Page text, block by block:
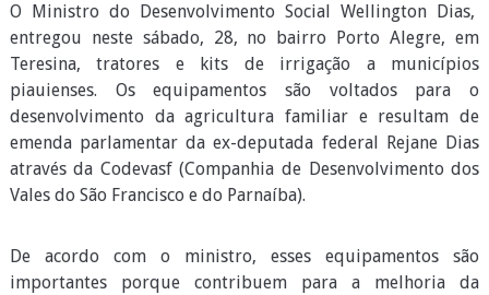
O Ministro do Desenvolvimento Social Wellington Dias,
entregou neste sábado, 28, no bairro Porto Alegre, em
Teresina, tratores e kits de irrigação a municípios
piauienses. Os equipamentos são voltados para o
desenvolvimento da agricultura familiar e resultam de
emenda parlamentar da ex-deputada federal Rejane Dias
através da Codevasf (Companhia de Desenvolvimento dos
Vales do São Francisco e do Parnaíba).
De acordo com o ministro, esses equipamentos são
importantes porque contribuem para a melhoria da